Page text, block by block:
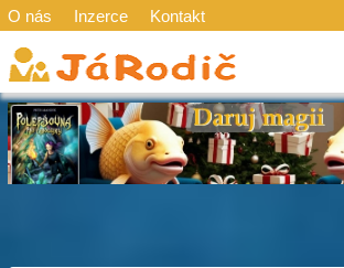
O nás Inzerce Kontakt